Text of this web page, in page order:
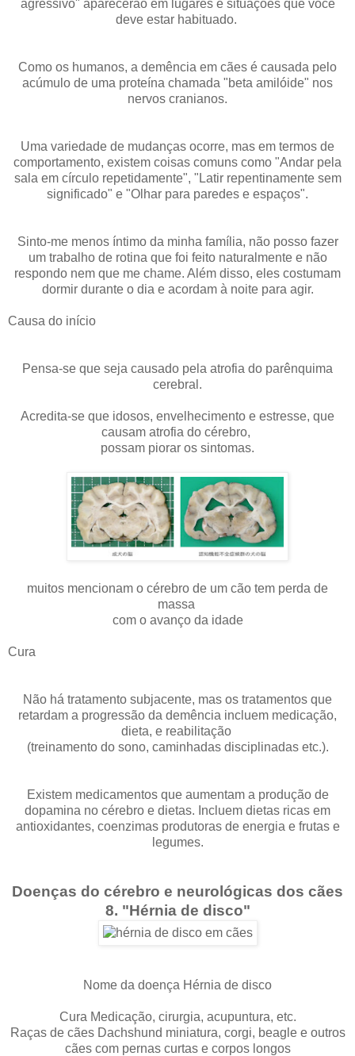
agressivo" aparecerão em lugares e situações que você
deve estar habituado.
Como os humanos, a demência em cães é causada pelo
acúmulo de uma proteína chamada "beta amilóide" nos
nervos cranianos.
Uma variedade de mudanças ocorre, mas em termos de
comportamento, existem coisas comuns como "Andar pela
sala em círculo repetidamente", "Latir repentinamente sem
significado" e "Olhar para paredes e espaços".
Sinto-me menos íntimo da minha família, não posso fazer
um trabalho de rotina que foi feito naturalmente e não
respondo nem que me chame. Além disso, eles costumam
dormir durante o dia e acordam à noite para agir.
Causa do início
Pensa-se que seja causado pela atrofia do parênquima
cerebral.
Acredita-se que idosos, envelhecimento e estresse, que
causam atrofia do cérebro,
possam piorar os sintomas.
muitos mencionam o cérebro de um cão tem perda de
massa
com o avanço da idade
Cura
Não há tratamento subjacente, mas os tratamentos que
retardam a progressão da demência incluem medicação,
dieta, e reabilitação
(treinamento do sono, caminhadas disciplinadas etc.).
Existem medicamentos que aumentam a produção de
dopamina no cérebro e dietas. Incluem dietas ricas em
antioxidantes, coenzimas produtoras de energia e frutas e
legumes.
Doenças do cérebro e neurológicas dos cães
8. "Hérnia de disco"
Nome da doença Hérnia de disco
Cura Medicação, cirurgia, acupuntura, etc.
Raças de cães Dachshund miniatura, corgi, beagle e outros
cães com pernas curtas e corpos longos